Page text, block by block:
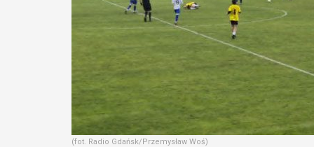
(fot. Radio Gdańsk/Przemysław Woś)